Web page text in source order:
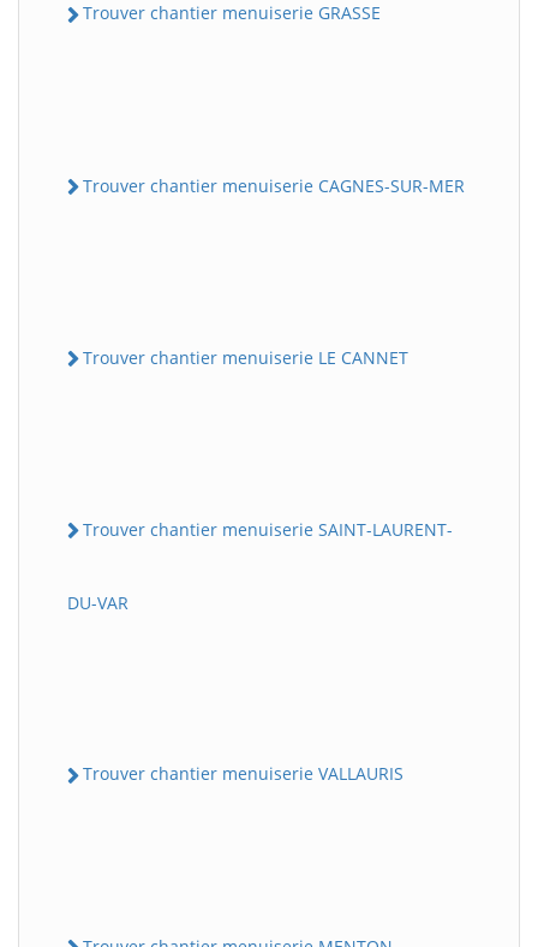
Trouver chantier menuiserie GRASSE
Trouver chantier menuiserie CAGNES-SUR-MER
Trouver chantier menuiserie LE CANNET
Trouver chantier menuiserie SAINT-LAURENT-
DU-VAR
Trouver chantier menuiserie VALLAURIS